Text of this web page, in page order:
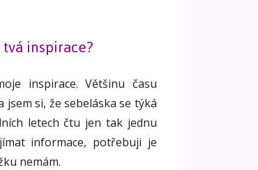
inspirace?
inspirace. Většinu času
si, že sebeláska se týká
letech čtu jen tak jednu
informace, potřebuji je
nemám.